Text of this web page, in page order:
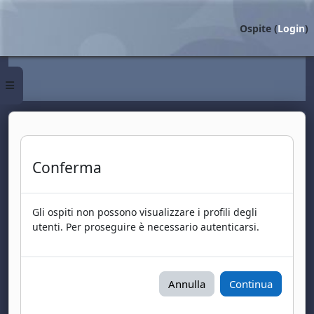
Pannello laterale
Ospite (Login)
Conferma
Gli ospiti non possono visualizzare i profili degli
utenti. Per proseguire è necessario autenticarsi.
Annulla Continua